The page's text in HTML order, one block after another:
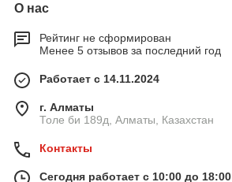
О нас
Рейтинг не сформирован
Менее 5 отзывов за последний год
Работает с 14.11.2024
г. Алматы
Толе би 189д, Алматы, Казахстан
Контакты
Сегодня работает с 10:00 до 18:00